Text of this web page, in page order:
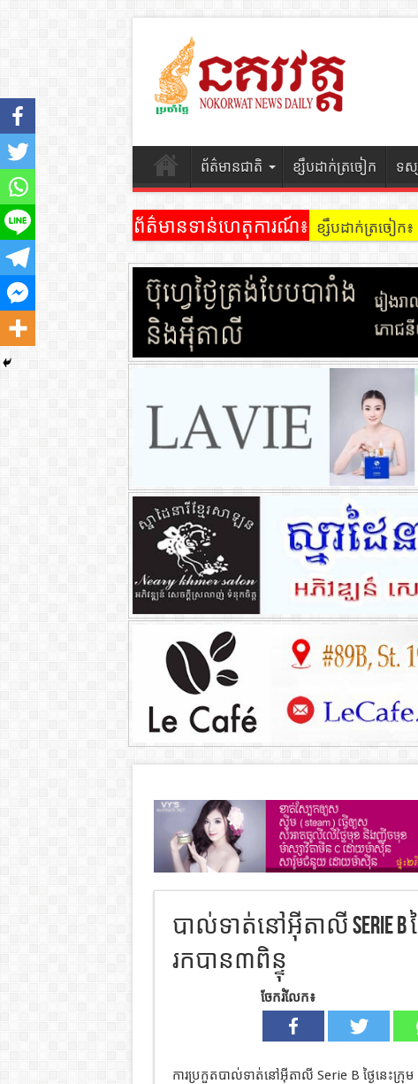
ព័ត៌មានជាតិ ខ្សឹបដាក់ត្រចៀក ទស្
ព័ត៌មានទាន់ហេតុការណ៍៖ ខ្សឹបដាក់ត្រចៀក
បាល់ទាត់នៅអុីតាលី Serie B ថ្
រកបាន៣ពិន្ទុ
ចែករំលែក៖
ការប្រកួតបាល់ទាត់នៅអុីតាលី Serie B ថ្ងៃនេះក្